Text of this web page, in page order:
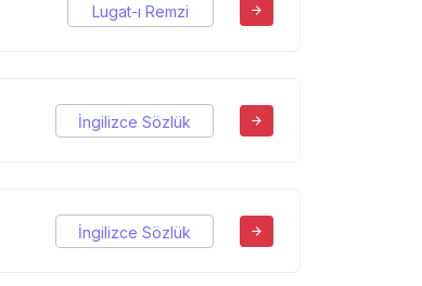
Lugat-ı Remzi
İngilizce Sözlük
İngilizce Sözlük